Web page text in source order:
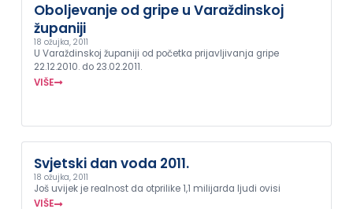
Oboljevanje od gripe u Varaždinskoj
županiji
18 ožujka, 2011
U Varaždinskoj županiji od početka prijavljivanja gripe
22.12.2010. do 23.02.2011.
VIŠE
Svjetski dan voda 2011.
18 ožujka, 2011
Još uvijek je realnost da otprilike 1,1 milijarda ljudi ovisi
VIŠE